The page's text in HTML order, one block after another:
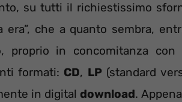
su tutti il richiestissimo
era”, che a quanto sembra,
proprio in concomitanza
formati: CD, LP(standard
in digital download.